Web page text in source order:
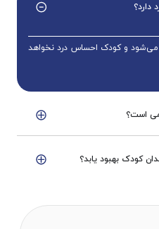
دارد؟
و کودک احساس درد نخواهد
است؟
کودک بهبود یابد؟